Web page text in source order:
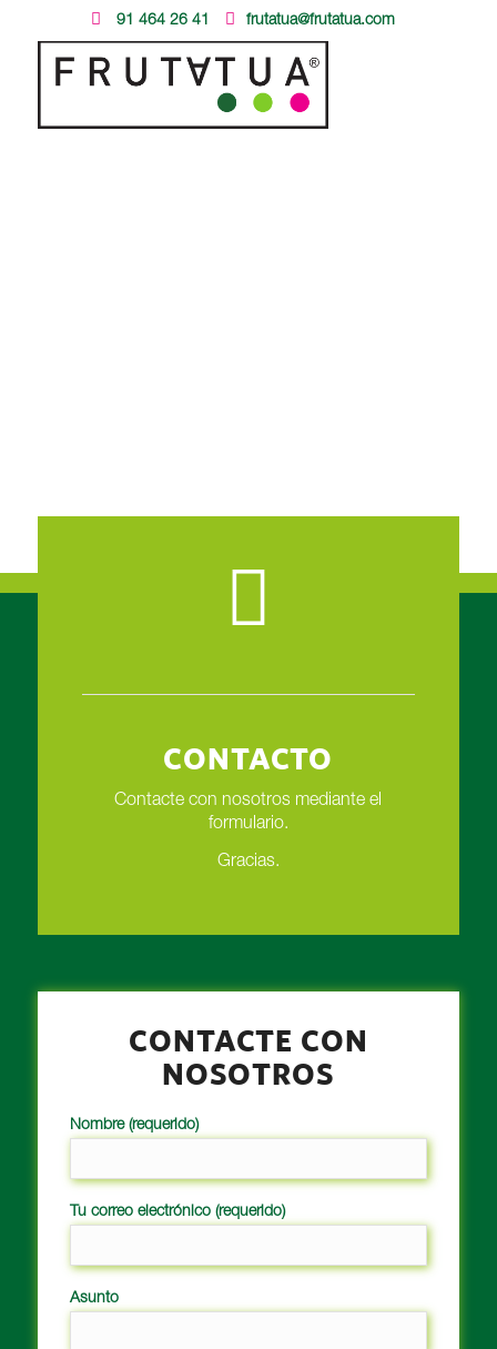
91 464 26 41 frutatua@frutatua.com
CONTACTO
Contacte con nosotros mediante el
formulario.
Gracias.
CONTACTE CON
NOSOTROS
Nombre (requerido)
Tu correo electrónico (requerido)
Asunto